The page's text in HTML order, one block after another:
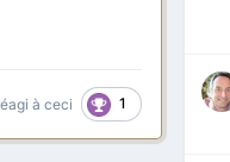
à ceci 1